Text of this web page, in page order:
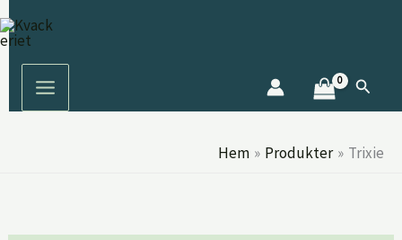
till
innehåll
Sök
Hem Produkter Trixie